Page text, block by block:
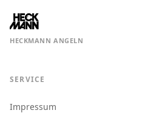
HECKMANN ANGELN
SERVICE
Impressum